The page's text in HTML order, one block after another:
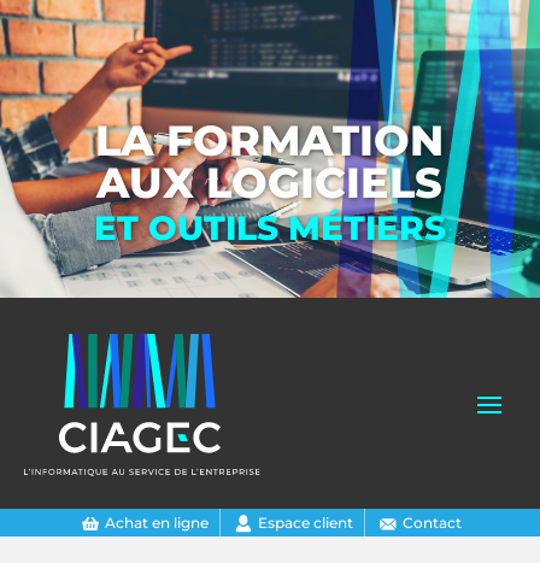
LA FORMATION
AUX LOGICIELS
ET OUTILS MÉTIERS
Achat en ligne Espace client Contact